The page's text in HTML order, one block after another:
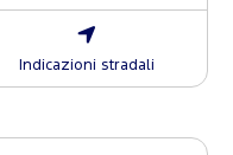
Indicazioni stradali